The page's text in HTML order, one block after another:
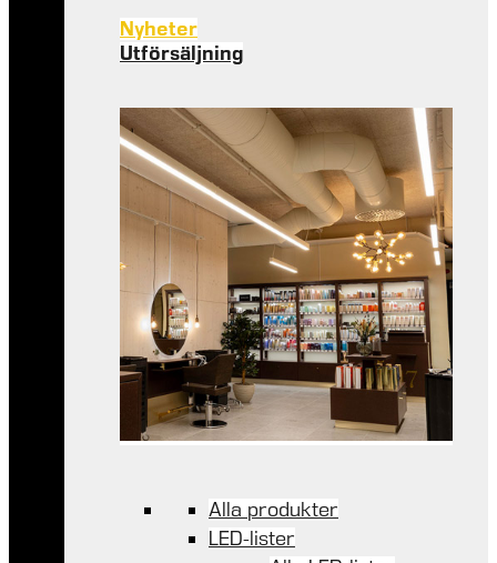
Nyheter
Utförsäljning
Alla produkter
LED-lister